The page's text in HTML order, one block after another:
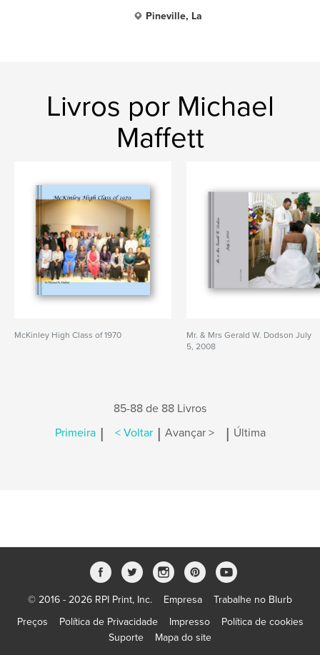
Pineville, La
Livros por Michael
Maffett
McKinley High Class of 1970
Mr. & Mrs Gerald W. Dodson July
5, 2008
85-88 de 88 Livros
Primeira | < Voltar | Avançar > | Última
© 2016 - 2026 RPI Print, Inc. Empresa
Trabalhe no Blurb
Preços
Política de Privacidade Impresso
Política de cookies
Suporte
Mapa do site